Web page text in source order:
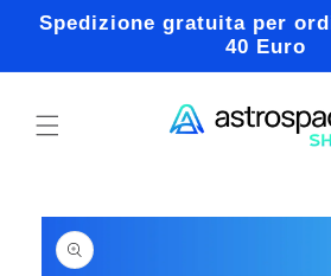
direttamente
Spedizione gratuita per
40 Euro
Passa alle
informazioni
sul prodotto